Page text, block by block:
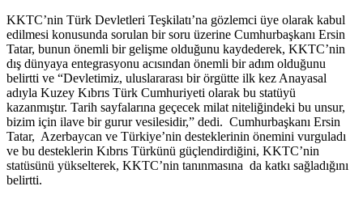
KKTC’nin Türk Devletleri Teşkilatı’na gözlemci üye olarak kabul
edilmesi konusunda sorulan bir soru üzerine Cumhurbaşkanı Ersin
Tatar, bunun önemli bir gelişme olduğunu kaydederek, KKTC’nin
dış dünyaya entegrasyonu acısından önemli bir adım olduğunu
belirtti ve “Devletimiz, uluslararası bir örgütte ilk kez Anayasal
adıyla Kuzey Kıbrıs Türk Cumhuriyeti olarak bu statüyü
kazanmıştır. Tarih sayfalarına geçecek milat niteliğindeki bu unsur,
bizim için ilave bir gurur vesilesidir,” dedi. Cumhurbaşkanı Ersin
Tatar, Azerbaycan ve Türkiye’nin desteklerinin önemini vurguladı
ve bu desteklerin Kıbrıs Türkünü güçlendirdiğini, KKTC’nin
statüsünü yükselterek, KKTC’nin tanınmasına da katkı sağladığını
belirtti.